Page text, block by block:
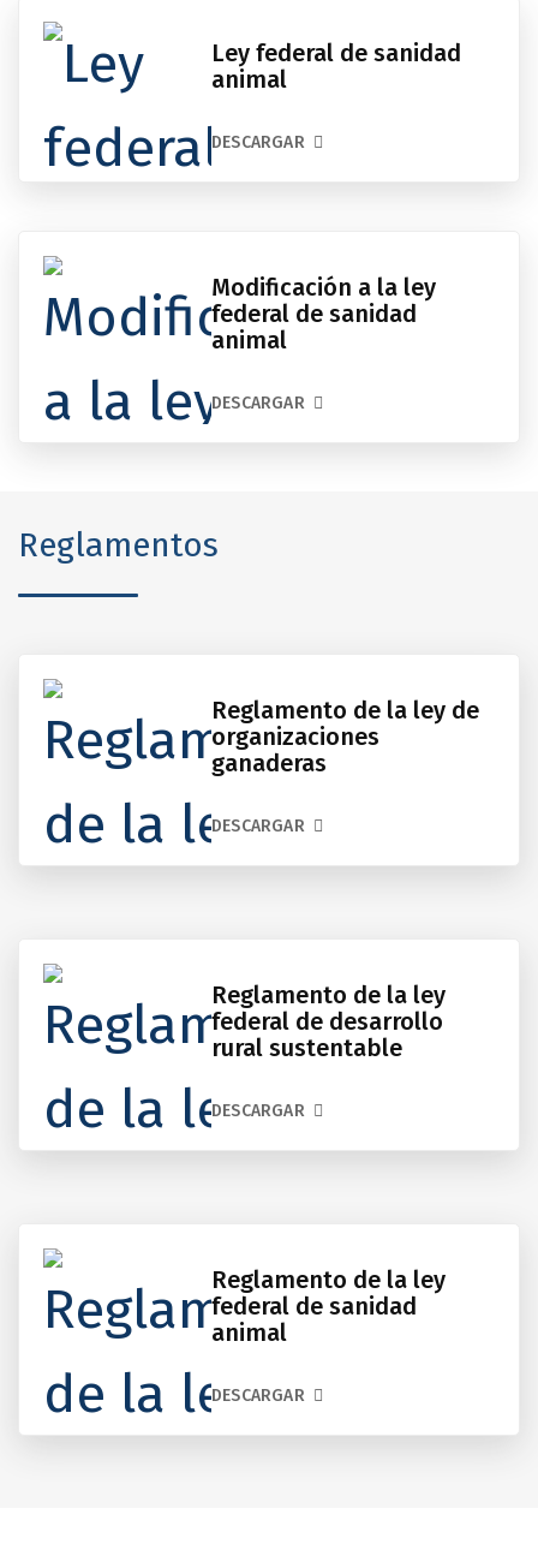
Ley federal de sanidad
animal
DESCARGAR
Modificación a la ley
federal de sanidad
animal
DESCARGAR
Reglamentos
Reglamento de la ley de
organizaciones
ganaderas
DESCARGAR
Reglamento de la ley
federal de desarrollo
rural sustentable
DESCARGAR
Reglamento de la ley
federal de sanidad
animal
DESCARGAR